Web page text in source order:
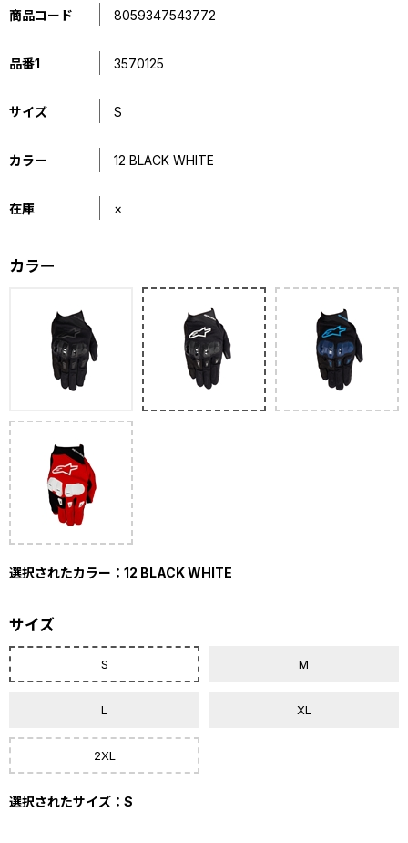
商品コード 8059347543772
品番1 3570125
サイズ S
カラー 12 BLACK WHITE
在庫 ×
カラー
選択されたカラー：12 BLACK WHITE
サイズ
S M
L XL
2XL
選択されたサイズ：S